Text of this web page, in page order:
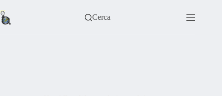
al
contenuto
Cerca